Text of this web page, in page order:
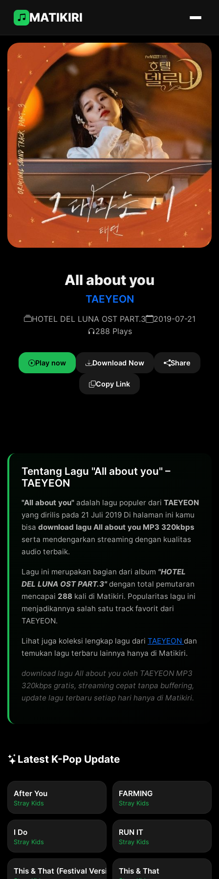
MATIKIRI
All about you
TAEYEON
HOTEL DEL LUNA OST PART.3
2019-07-21
288 Plays
Play now Download Now Share
Copy Link
Tentang Lagu "All about you" –
TAEYEON
"All about you" adalah lagu populer dari TAEYEON
yang dirilis pada 21 Juli 2019 Di halaman ini kamu
bisa download lagu All about you MP3 320kbps
serta mendengarkan streaming dengan kualitas
audio terbaik.
Lagu ini merupakan bagian dari album "HOTEL
DEL LUNA OST PART.3"dengan total pemutaran
mencapai 288 kali di Matikiri. Popularitas lagu ini
menjadikannya salah satu track favorit dari
TAEYEON.
Lihat juga koleksi lengkap lagu dari TAEYEON dan
temukan lagu terbaru lainnya hanya di Matikiri.
download lagu All about you oleh TAEYEON MP3
320kbps gratis, streaming cepat tanpa buffering,
update lagu terbaru setiap hari hanya di Matikiri.
Latest K-Pop Update
After You
Stray Kids
FARMING
Stray Kids
I Do
Stray Kids
RUN IT
Stray Kids
This & That (Festival Version) This & That